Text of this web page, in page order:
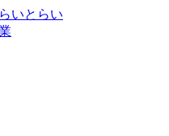
いとらい